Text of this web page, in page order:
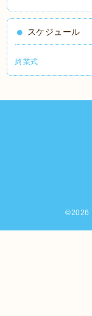
スケジュール
終業式
©2026